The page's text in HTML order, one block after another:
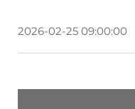
2026-02-25 09:00:00